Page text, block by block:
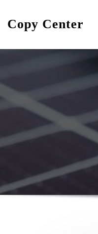
content
Copy Center